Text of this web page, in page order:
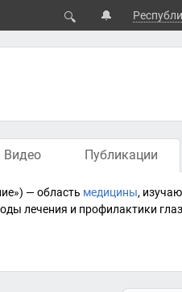
🔍 🔔
Видео Публикации
— область медицины,
лечения и профилактики